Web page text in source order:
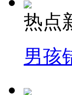
司机酒驾遇交
热点
男孩